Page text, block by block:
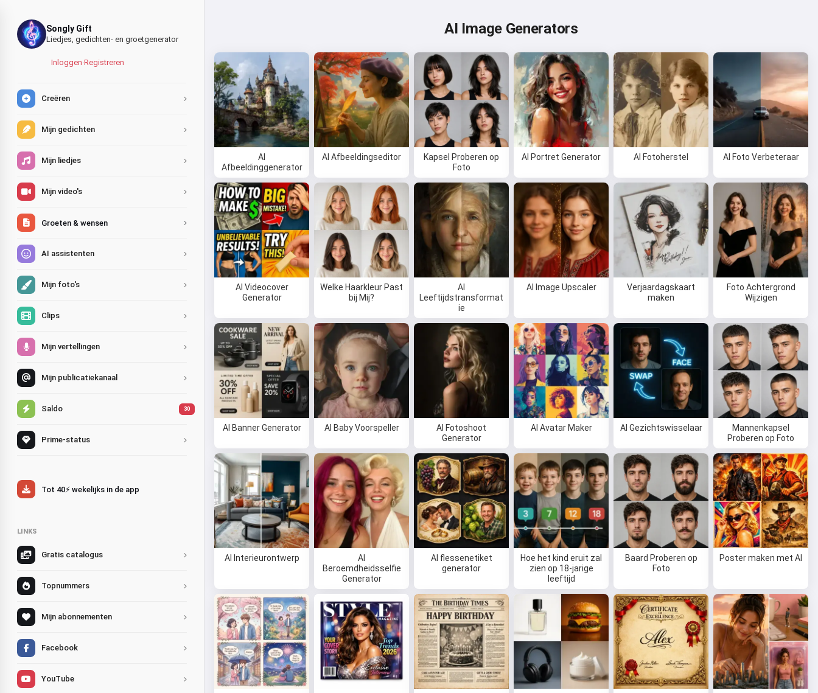
Songly Gift
Liedjes, gedichten- en groetgenerator
Inloggen·Registreren
Creëren
Mijn gedichten
Mijn liedjes
Mijn video's
Groeten & wensen
AI assistenten
Mijn foto's
Clips
Mijn vertellingen
Mijn publicatiekanaal
Saldo 30
Prime-status
Tot 40⚡ wekelijks in de app
LINKS
Gratis catalogus
Topnummers
Mijn abonnementen
Facebook
YouTube
AI Image Generators
AI
Afbeeldinggenerator
AI Afbeeldingseditor
Kapsel Proberen op
Foto
AI Portret Generator AI Fotoherstel AI Foto Verbeteraar
AI Videocover
Generator
Welke Haarkleur Past
bij Mij?
AI
Leeftijdstransformat
ie
AI Image Upscaler
Verjaardagskaart
maken
Foto Achtergrond
Wijzigen
AI Banner Generator AI Baby Voorspeller
AI Fotoshoot
Generator
AI Avatar Maker AI Gezichtswisselaar
Mannenkapsel
Proberen op Foto
AI Interieurontwerp
AI
Beroemdheidsselfie
Generator
AI flessenetiket
generator
Hoe het kind eruit zal
zien op 18-jarige
leeftijd
Baard Proberen op
Foto
Poster maken met AI